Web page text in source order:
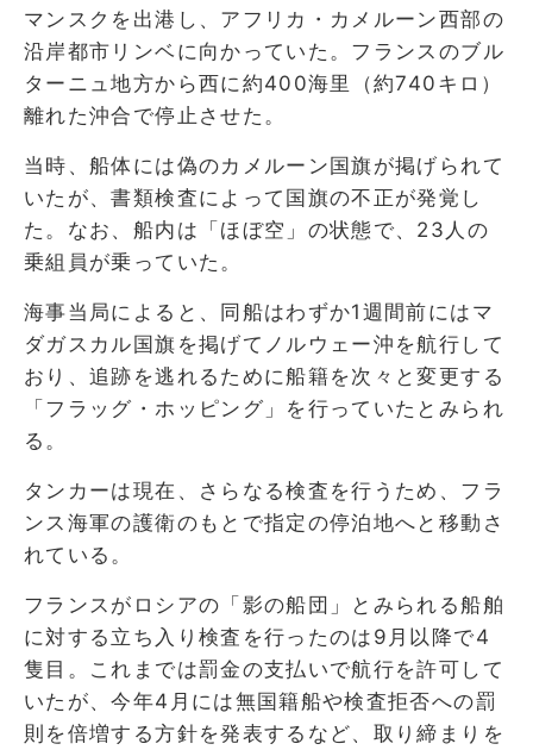
マンスクを出港し、アフリカ・カメルーン西部の
沿岸都市リンベに向かっていた。フランスのブル
ターニュ地方から西に約400海里（約740キロ）
離れた沖合で停止させた。
当時、船体には偽のカメルーン国旗が掲げられて
いたが、書類検査によって国旗の不正が発覚し
た。なお、船内は「ほぼ空」の状態で、23人の
乗組員が乗っていた。
海事当局によると、同船はわずか1週間前にはマ
ダガスカル国旗を掲げてノルウェー沖を航行して
おり、追跡を逃れるために船籍を次々と変更する
「フラッグ・ホッピング」を行っていたとみられ
る。
タンカーは現在、さらなる検査を行うため、フラ
ンス海軍の護衛のもとで指定の停泊地へと移動さ
れている。
フランスがロシアの「影の船団」とみられる船舶
に対する立ち入り検査を行ったのは9月以降で4
隻目。これまでは罰金の支払いで航行を許可して
いたが、今年4月には無国籍船や検査拒否への罰
則を倍増する方針を発表するなど、取り締まりを